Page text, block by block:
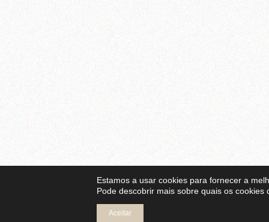
Estamos a usar cookies para fornecer a
Pode descobrir mais sobre quais os
Aceitar